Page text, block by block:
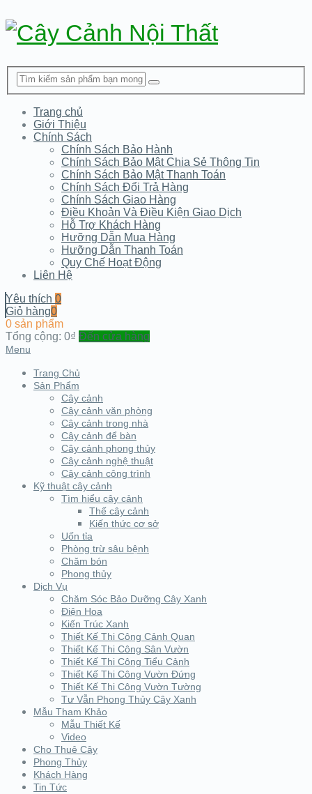
Trang chủ
Giới Thiệu
Chính Sách
Chính Sách Bảo Hành
Chính Sách Bảo Mật Chia Sẻ Thông Tin
Chính Sách Bảo Mật Thanh Toán
Chính Sách Đổi Trả Hàng
Chính Sách Giao Hàng
Điều Khoản Và Điều Kiện Giao Dịch
Hỗ Trợ Khách Hàng
Hưỡng Dẫn Mua Hàng
Hưỡng Dẫn Thanh Toán
Quy Chế Hoạt Động
Liên Hệ
Yêu thích 0
Giỏ hàng0
0 sản phẩm
Tổng cộng: 0₫ Đến cửa hàng
Menu
Trang Chủ
Sản Phẩm
Cây cảnh
Cây cảnh văn phòng
Cây cảnh trong nhà
Cây cảnh để bàn
Cây cảnh phong thủy
Cây cảnh nghệ thuật
Cây cảnh công trình
Kỹ thuật cây cảnh
Tìm hiểu cây cảnh
Thế cây cảnh
Kiến thức cơ sở
Uốn tỉa
Phòng trừ sâu bệnh
Chăm bón
Phong thủy
Dịch Vụ
Chăm Sóc Bảo Dưỡng Cây Xanh
Điện Hoa
Kiến Trúc Xanh
Thiết Kế Thi Công Cảnh Quan
Thiết Kế Thi Công Sân Vườn
Thiết Kế Thi Công Tiểu Cảnh
Thiết Kế Thi Công Vườn Đứng
Thiết Kế Thi Công Vườn Tường
Tư Vẫn Phong Thủy Cây Xanh
Mẫu Tham Khảo
Mẫu Thiết Kế
Video
Cho Thuê Cây
Phong Thủy
Khách Hàng
Tin Tức